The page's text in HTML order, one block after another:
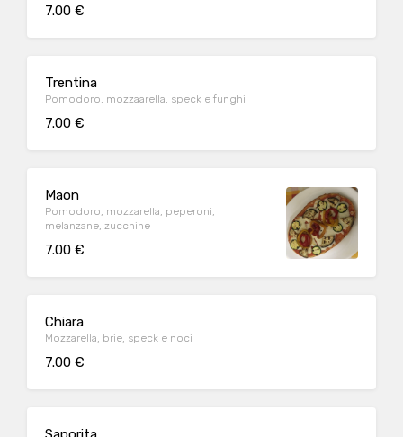
7.00 €
Trentina
Pomodoro, mozzaarella, speck e funghi
7.00 €
Maon
Pomodoro, mozzarella, peperoni,
melanzane, zucchine
7.00 €
Chiara
Mozzarella, brie, speck e noci
7.00 €